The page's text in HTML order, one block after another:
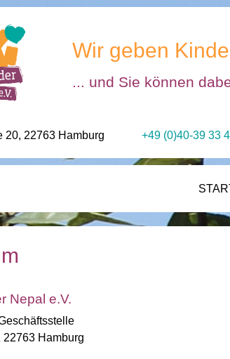
Wir geben
... und Sie können
20, 22763 Hamburg +49 (0)40-39 33
Nepal e.V.
Hamburg